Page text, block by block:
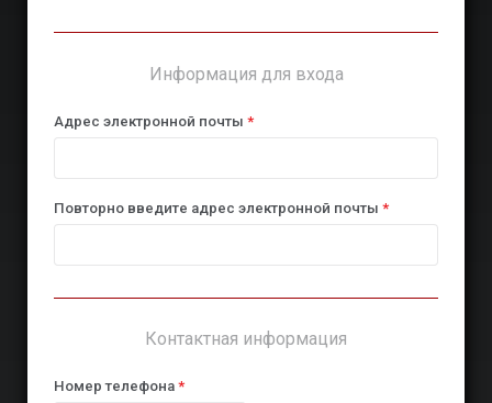
Информация для входа
Адрес электронной почты *
Повторно введите адрес электронной почты *
Контактная информация
Номер телефона *